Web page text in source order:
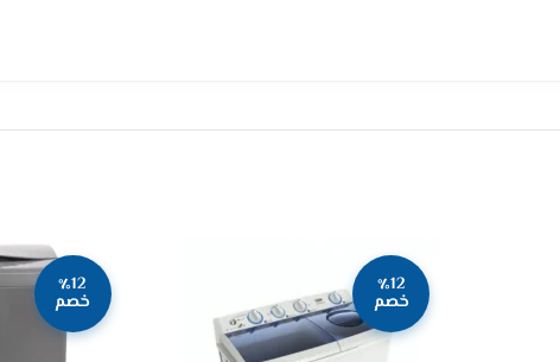
٪12
خصم
٪12
خصم